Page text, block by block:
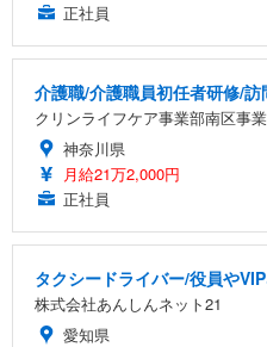
正社員
介護職/介護職員初任者研修/
クリンライフケア事業部南区事
神奈川県
月給21万2,000円
正社員
タクシードライバー/役員や
株式会社あんしんネット21
愛知県